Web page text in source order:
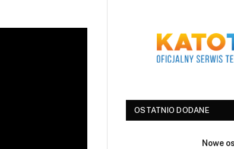
OSTATNIO DODANE
Nowe